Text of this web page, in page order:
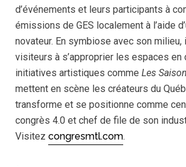
d’événements et leurs participants à
émissions de GES localement à l’aide
novateur. En symbiose avec son
visiteurs à s’approprier les espaces en
initiatives artistiques comme Les
mettent en scène les créateurs du
transforme et se positionne comme
congrès 4.0 et chef de file de son
Visitez congresmtl.com.